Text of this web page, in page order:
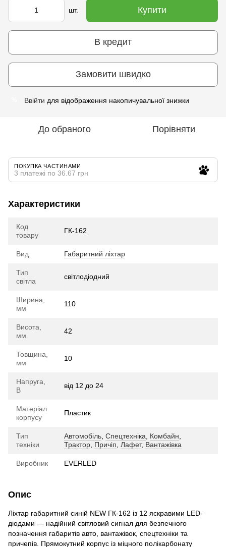
шт. Купити
В кредит
Замовити швидко
Ввійти для відображення накопичувальної знижки
До обраного Порівняти
ПОКУПКА ЧАСТИНАМИ
3 платежі по 36.67 грн
Характеристики
Код
товару
ГК-162
Вид Габаритний ліхтар
Тип
світла
cвітлодіодний
Ширина,
мм
110
Висота,
мм
42
Товщина,
мм
10
Напруга,
В
від 12 до 24
Матеріал
корпусу
Пластик
Тип
техніки
Автомобіль Спецтехніка Комбайн
Трактор Причіп Лафет, Вантажівка
Виробник EVERLED
Опис
Ліхтар габаритний синій NEW ГК-162 із 12 яскравими LED-
діодами — надійний світловий сигнал для безпечного
позначення габаритів авто, вантажівок, спецтехніки та
причепів. Прямокутний корпус із міцного полікарбонату